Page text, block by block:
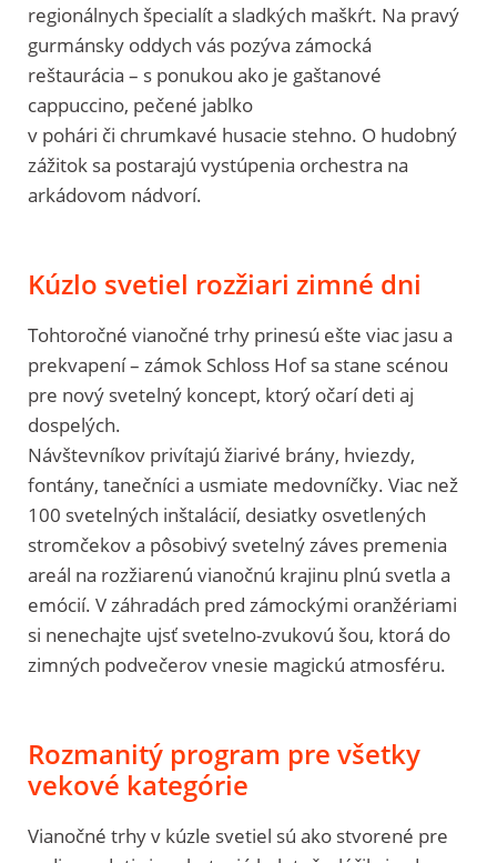
regionálnych špecialít a sladkých maškŕt. Na pravý
gurmánsky oddych vás pozýva zámocká
reštaurácia – s ponukou ako je gaštanové
cappuccino, pečené jablko
v pohári či chrumkavé husacie stehno. O hudobný
zážitok sa postarajú vystúpenia orchestra na
arkádovom nádvorí.
Kúzlo svetiel rozžiari zimné dni
Tohtoročné vianočné trhy prinesú ešte viac jasu a
prekvapení – zámok Schloss Hof sa stane scénou
pre nový svetelný koncept, ktorý očarí deti aj
dospelých.
Návštevníkov privítajú žiarivé brány, hviezdy,
fontány, tanečníci a usmiate medovníčky. Viac než
100 svetelných inštalácií, desiatky osvetlených
stromčekov a pôsobivý svetelný záves premenia
areál na rozžiarenú vianočnú krajinu plnú svetla a
emócií. V záhradách pred zámockými oranžériami
si nenechajte ujsť svetelno-zvukovú šou, ktorá do
zimných podvečerov vnesie magickú atmosféru.
Rozmanitý program pre všetky
vekové kategórie
Vianočné trhy v kúzle svetiel sú ako stvorené pre